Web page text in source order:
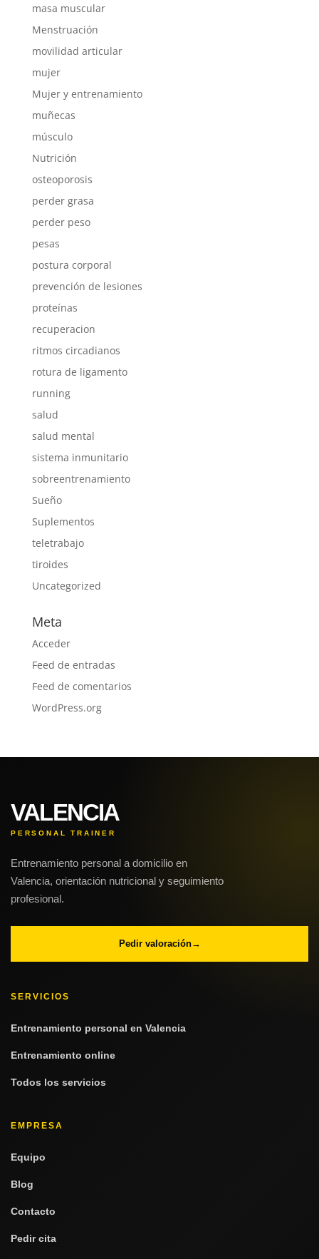
masa muscular
Menstruación
movilidad articular
mujer
Mujer y entrenamiento
muñecas
músculo
Nutrición
osteoporosis
perder grasa
perder peso
pesas
postura corporal
prevención de lesiones
proteínas
recuperacion
ritmos circadianos
rotura de ligamento
running
salud
salud mental
sistema inmunitario
sobreentrenamiento
Sueño
Suplementos
teletrabajo
tiroides
Uncategorized
Meta
Acceder
Feed de entradas
Feed de comentarios
WordPress.org
VALENCIA
PERSONAL TRAINER
Entrenamiento personal a domicilio en
Valencia, orientación nutricional y seguimiento
profesional.
Pedir valoración→
SERVICIOS
Entrenamiento personal en Valencia
Entrenamiento online
Todos los servicios
EMPRESA
Equipo
Blog
Contacto
Pedir cita